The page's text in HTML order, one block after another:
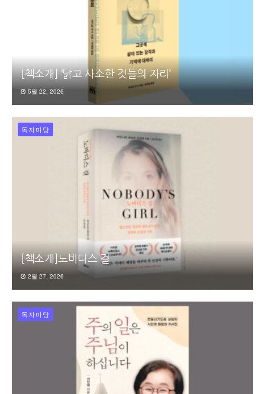
[책소개] ‘낡고 사소한 것들의 자리’
5월 22, 2026
독자마당
[책소개]노바디스 걸
2월 27, 2026
독자마당